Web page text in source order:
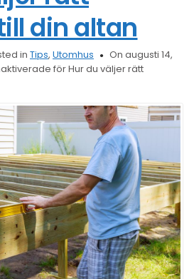
din altan
in Tips, Utomhus
On augusti 14,
för Hur du väljer rätt